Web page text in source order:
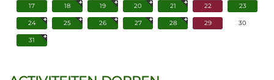
17 18 19 20 21 22 23
24 25 26 27 28 29 30
31